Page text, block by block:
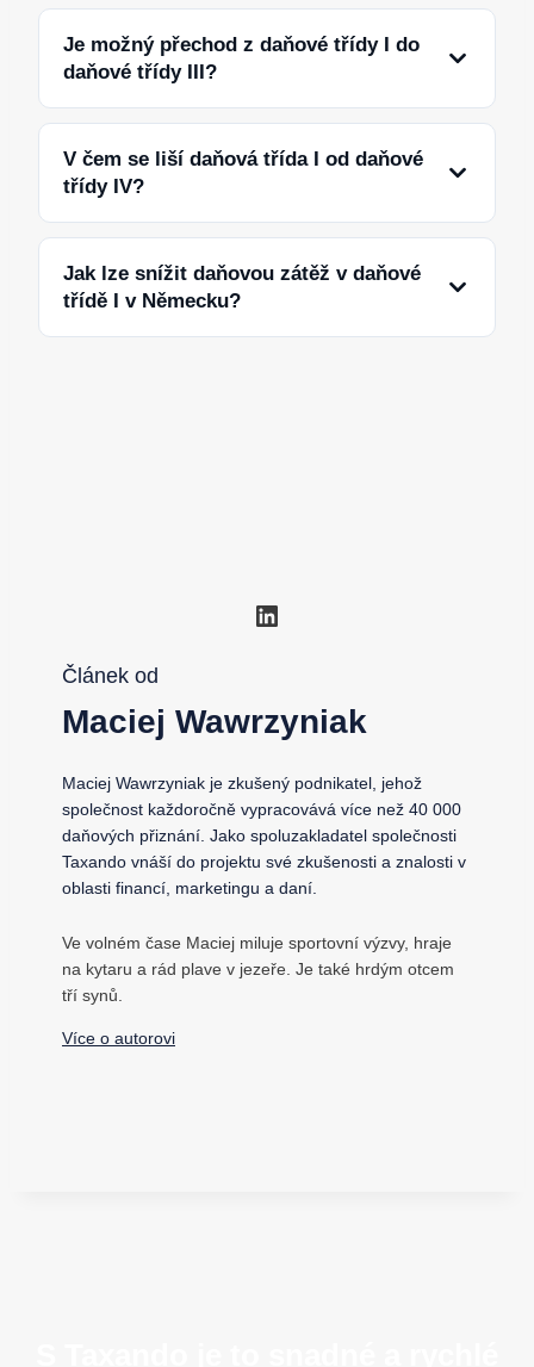
Je možný přechod z daňové třídy I do
daňové třídy III?
V čem se liší daňová třída I od daňové
třídy IV?
Jak lze snížit daňovou zátěž v daňové
třídě I v Německu?
LinkedIn
Článek od
Maciej Wawrzyniak
Maciej Wawrzyniak je zkušený podnikatel, jehož
společnost každoročně vypracovává více než 40 000
daňových přiznání. Jako spoluzakladatel společnosti
Taxando vnáší do projektu své zkušenosti a znalosti v
oblasti financí, marketingu a daní.
Ve volném čase Maciej miluje sportovní výzvy, hraje
na kytaru a rád plave v jezeře. Je také hrdým otcem
tří synů.
Více o autorovi